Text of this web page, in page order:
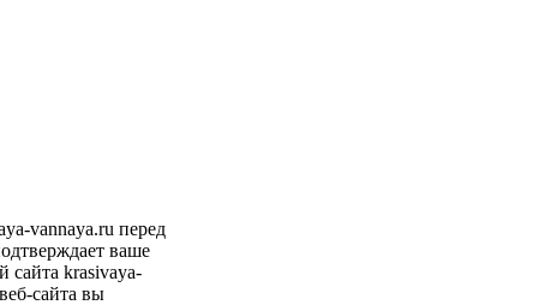
vannaya.ru перед
ваше
сайта krasivaya-
сайта вы